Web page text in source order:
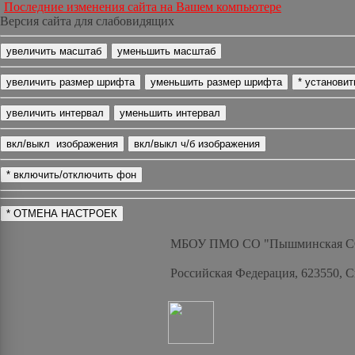
Последние изменения сайта на Вашем компьютере
Версия сайта для слабовидящих
МБОУ ПМО СО "Пышминская
Российская Федерация, 623550,